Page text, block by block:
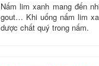
Nấm lim xanh mang đến
gout… Khi uống nấm lim
dược chất quý trong nấm.